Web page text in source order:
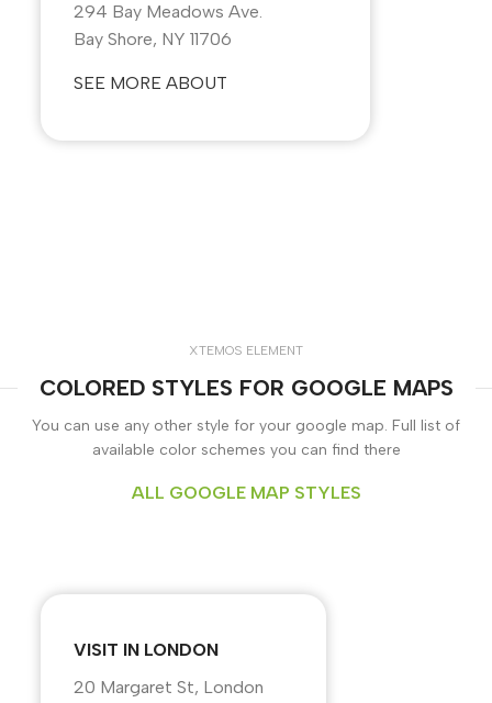
294 Bay Meadows Ave.
Bay Shore, NY 11706
SEE MORE ABOUT
XTEMOS ELEMENT
COLORED STYLES FOR GOOGLE MAPS
You can use any other style for your google map. Full list of
available color schemes you can find there
ALL GOOGLE MAP STYLES
VISIT IN LONDON
20 Margaret St, London